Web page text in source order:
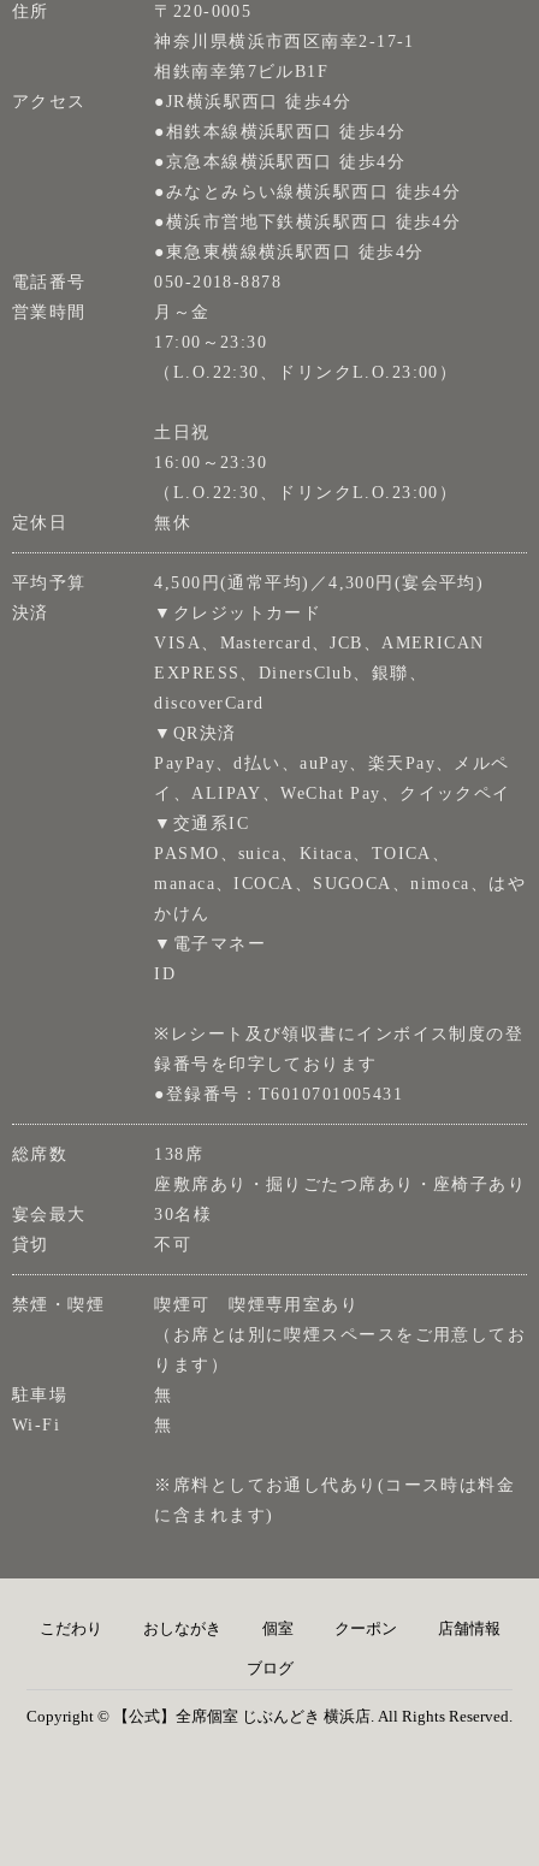
住所
〒220-0005
神奈川県横浜市西区南幸2-17-1
相鉄南幸第7ビルB1F
アクセス
●JR横浜駅西口 徒歩4分
●相鉄本線横浜駅西口 徒歩4分
●京急本線横浜駅西口 徒歩4分
●みなとみらい線横浜駅西口 徒歩4分
●横浜市営地下鉄横浜駅西口 徒歩4分
●東急東横線横浜駅西口 徒歩4分
電話番号
050-2018-8878
営業時間
月～金
17:00～23:30
（L.O.22:30、ドリンクL.O.23:00）
土日祝
16:00～23:30
（L.O.22:30、ドリンクL.O.23:00）
定休日
無休
平均予算
4,500円(通常平均)／4,300円(宴会平均)
決済
▼クレジットカード
VISA、Mastercard、JCB、AMERICAN
EXPRESS、DinersClub、銀聯、
discoverCard
▼QR決済
PayPay、d払い、auPay、楽天Pay、メルペ
イ、ALIPAY、WeChat Pay、クイックペイ
▼交通系IC
PASMO、suica、Kitaca、TOICA、
manaca、ICOCA、SUGOCA、nimoca、はや
かけん
▼電子マネー
ID
※レシート及び領収書にインボイス制度の登
録番号を印字しております
●登録番号：T6010701005431
総席数
138席
座敷席あり・掘りごたつ席あり・座椅子あり
宴会最大
30名様
貸切
不可
禁煙・喫煙
喫煙可 喫煙専用室あり
（お席とは別に喫煙スペースをご用意してお
ります）
駐車場
無
Wi-Fi
無
※席料としてお通し代あり(コース時は料金
に含まれます)
こだわり おしながき 個室 クーポン 店舗情報
ブログ
Copyright © 【公式】全席個室 じぶんどき 横浜店. All Rights Reserved.